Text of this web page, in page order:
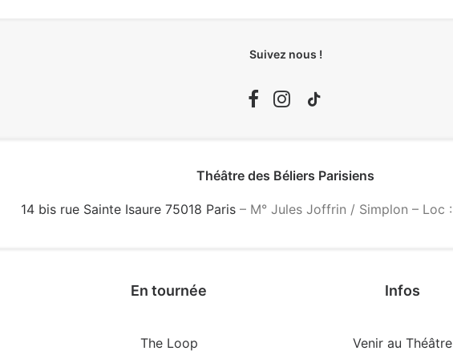
Suivez nous !
Théâtre des Béliers Parisiens
14 bis rue Sainte Isaure 75018 Paris – M° Jules Joffrin / Simplon – Loc :
En tournée
The Loop
Infos
Venir au Théâtre